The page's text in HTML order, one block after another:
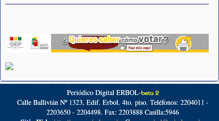
Periódico Digital ERBOL-beta 2
Calle Ballivián Nº 1323, Edif. Erbol. 4to. piso. Teléfonos: 2204011 -
2203650 - 2204498. Fax: 2203888 Casilla:5946